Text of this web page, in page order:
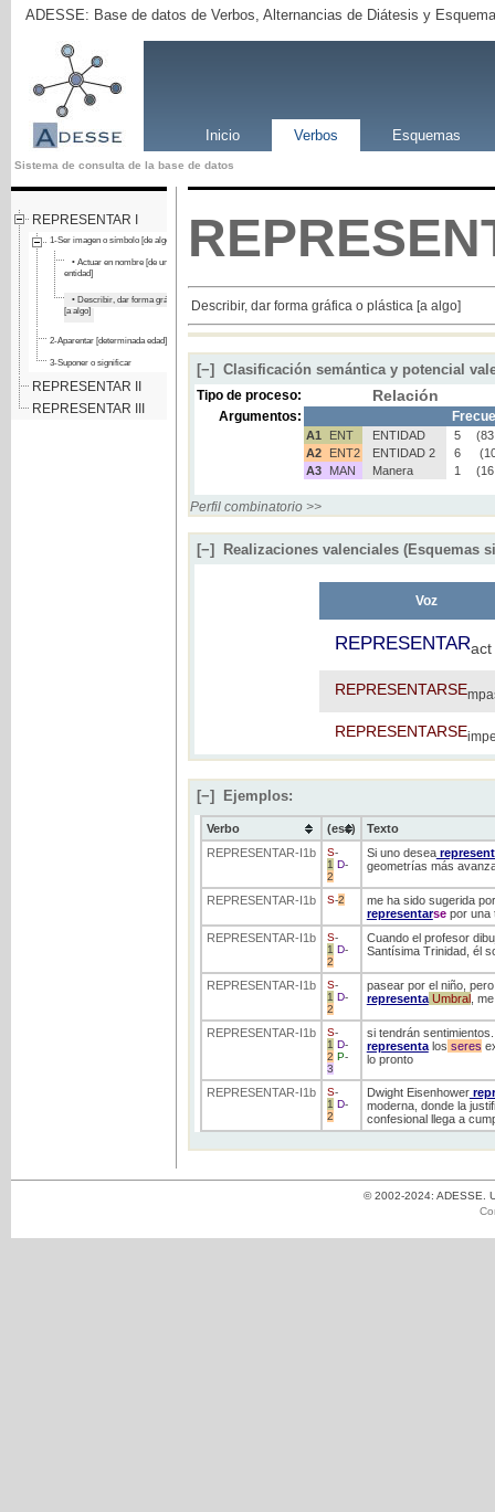
ADESSE: Base de datos de Verbos, Alternancias de Diátesis y
Inicio Verbos Esquemas
Sistema de consulta de la base de datos
REPRESENTAR I
1-Ser imagen o símbolo [de algo]
• Actuar en nombre [de una persona o
entidad]
• Describir, dar forma gráfica o plástica
[a algo]
2-Aparentar [determinada edad]
3-Suponer o significar
REPRESENTAR II
REPRESENTAR III
Describir, dar forma gráfica o plástica [a algo]
[−] Clasificación semántica y potencial
Tipo de proceso: Relación
Argumentos:
A1 ENT ENTIDAD 5
A2
ENT2 ENTIDAD 2 6
A3
MAN Manera 1
Perfil combinatorio >>
[−] Realizaciones valenciales (Esquemas
Voz
REPRESENTARact
REPRESENTARSE
REPRESENTARSE
[−] Ejemplos:
Verbo (ess)
Texto
REPRESENTAR-I1b S-
1 D-
2
Si uno desea
geometrías más
REPRESENTAR-I1b S-2
me ha sido sugerida
representarsepor una
REPRESENTAR-I1b S-
1 D-
2
Cuando el profesor
Santísima Trinidad, él
REPRESENTAR-I1b S-
1 D-
2
pasear por el niño,
representaUmbral,
REPRESENTAR-I1b S-
1 D-
2 P-
3
si tendrán
representalos seres
lo pronto
REPRESENTAR-I1b S-
1 D-
2
Dwight Eisenhower
moderna, donde la
confesional llega a
© 2002-2024: ADESSE.